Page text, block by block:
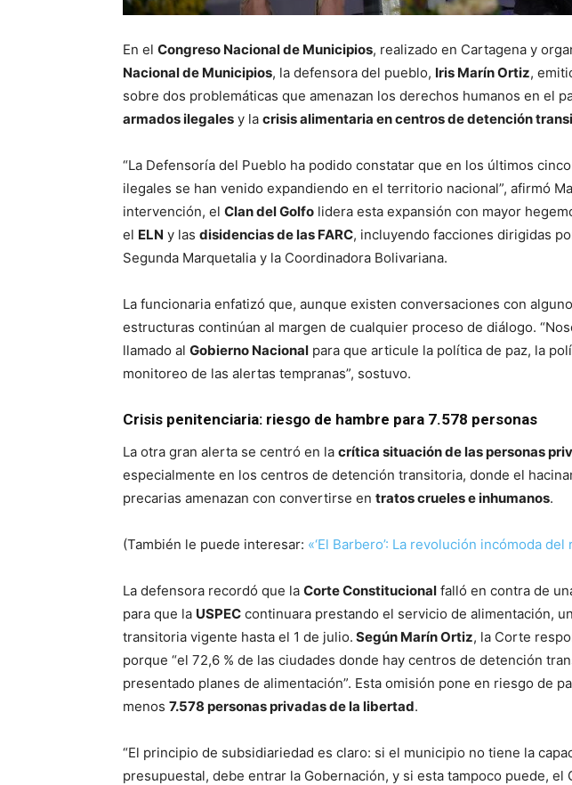
En el Congreso Nacional de Municipios, realizado en Cartagena y
Nacional de Municipios, la defensora del pueblo, Iris Marín Ortiz,
sobre dos problemáticas que amenazan los derechos humanos en el
armados ilegales y la crisis alimentaria en centros de detención
“La Defensoría del Pueblo ha podido constatar que en los últimos
ilegales se han venido expandiendo en el territorio nacional”, afirmó
intervención, el Clan del Golfo lidera esta expansión con mayor
el ELN y las disidencias de las FARC, incluyendo facciones dirigidas por
Segunda Marquetalia y la Coordinadora Bolivariana.
La funcionaria enfatizó que, aunque existen conversaciones con
estructuras continúan al margen de cualquier proceso de diálogo.
llamado al Gobierno Nacional para que articule la política de paz, la
monitoreo de las alertas tempranas”, sostuvo.
Crisis penitenciaria: riesgo de hambre para 7.578 personas
La otra gran alerta se centró en la crítica situación de las personas
especialmente en los centros de detención transitoria, donde el
precarias amenazan con convertirse en tratos crueles e inhumanos.
(También le puede interesar: «‘El Barbero’: La revolución incómoda del
La defensora recordó que la Corte Constitucional falló en contra de
para que la USPEC continuara prestando el servicio de alimentación,
transitoria vigente hasta el 1 de julio. Según Marín Ortiz, la Corte
porque “el 72,6 % de las ciudades donde hay centros de detención
presentado planes de alimentación”. Esta omisión pone en riesgo de
menos 7.578 personas privadas de la libertad.
“El principio de subsidiariedad es claro: si el municipio no tiene la
presupuestal, debe entrar la Gobernación, y si esta tampoco puede, el